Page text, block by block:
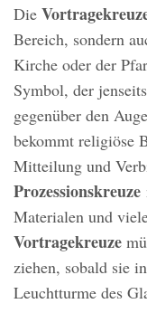
Die
Bereich, sondern
Kirche oder der
Symbol, der
gegenüber den
bekommt religiöse
Mitteilung und
Prozessionskreuze
Materialen und
Vortragekreuze
ziehen, sobald sie
Leuchtturme des